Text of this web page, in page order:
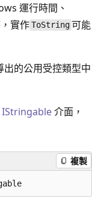
運行時間、
實作ToString可能
的公用受控類型中
IStringable介面，
複製